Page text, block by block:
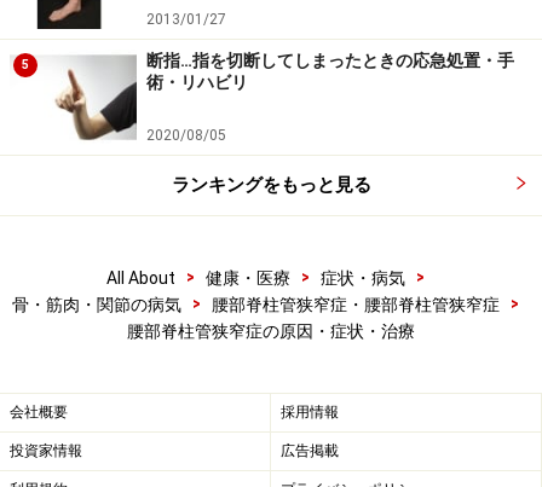
MRIは磁気を使用して人体の断面写真を作成する医療用
機器です。被爆がないのが最大の特徴です。欠点は費用
が約1万円程度と高額な点、狭い部屋に15分間ほど閉じ
込められて、騒音が強いことです。脳外科の術後で体内
に金属が残っている人、心臓ペースメーカー装着の人、
り安くなりますが、被爆があります。
低下がある場合、手術を考慮します。クリニックの紹介
で総合病院の整形外科外来を受診、術前の検査として、
脊髄造影、造影後のCT検査、神経根ブロックが指示され
2013/01/27
5
断指…指を切断してしまったときの応急処置・手
術・リハビリ
2020/08/05
ランキングをもっと見る
All About > 健康・医療 > 症状・病気
>
骨・筋肉・関節の病気
> 腰部脊柱管狭窄症・腰部脊柱管狭窄症
>
腰部脊柱管狭窄症の原因・症状・治療
会社概要 採用情報
投資家情報 広告掲載